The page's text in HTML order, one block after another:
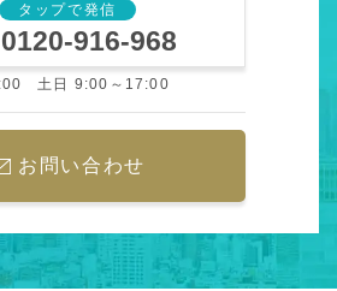
タップで発信
0120-916-968
土日 9:00～17:00
お問い合わせ